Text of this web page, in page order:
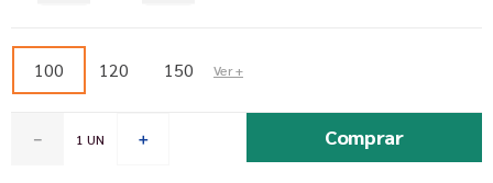
100 120 150
＋
－ Comprar